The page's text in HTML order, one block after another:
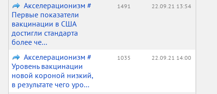
Акселерационизм #
Первые показатели
вакцинации в США
достигли стандарта
более че...
1491 22.09.21 13:54
Акселерационизм #
Уровень вакцинации
новой короной низкий,
в результате чего уро...
1035 22.09.21 14:00